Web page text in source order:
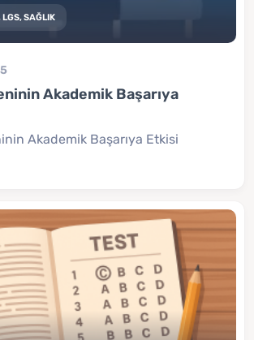
LGS, SAĞLIK
Akademik Başarıya
Akademik Başarıya Etkisi